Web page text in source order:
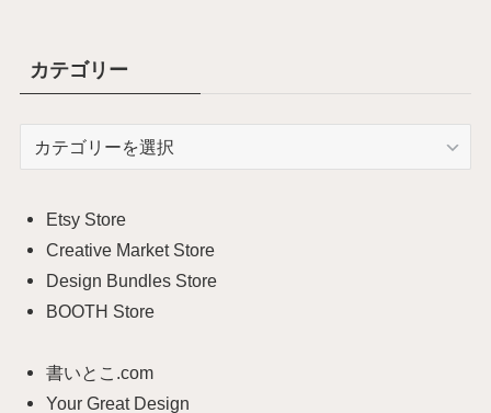
カテゴリー
リ
ー
Etsy Store
Creative Market Store
Design Bundles Store
BOOTH Store
書いとこ.com
Your Great Design